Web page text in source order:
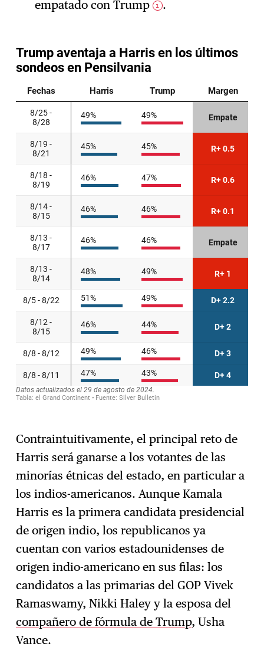
empatado con Trump 1 .
Contraintuitivamente, el principal reto de
Harris será ganarse a los votantes de las
minorías étnicas del estado, en particular a
los indios-americanos. Aunque Kamala
Harris es la primera candidata presidencial
de origen indio, los republicanos ya
cuentan con varios estadounidenses de
origen indio-americano en sus filas: los
candidatos a las primarias del GOP Vivek
Ramaswamy, Nikki Haley y la esposa del
compañero de fórmula de Trump, Usha
Vance.